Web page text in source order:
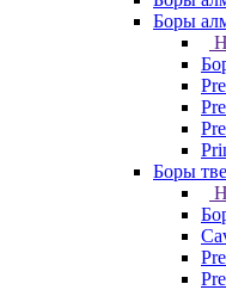
Боры
Боры